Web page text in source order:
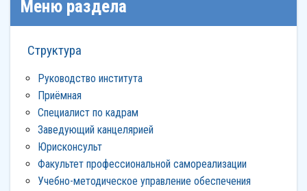
Меню раздела
Структура
Руководство института
Приёмная
Специалист по кадрам
Заведующий канцелярией
Юрисконсульт
Факультет профессиональной самореализации
Учебно-методическое управление обеспечения